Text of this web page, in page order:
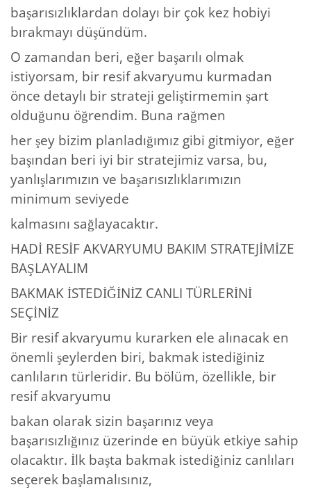
başarısızlıklardan dolayı bir çok kez hobiyi
bırakmayı düşündüm.
O zamandan beri, eğer başarılı olmak
istiyorsam, bir resif akvaryumu kurmadan
önce detaylı bir strateji geliştirmemin şart
olduğunu öğrendim. Buna rağmen
her şey bizim planladığımız gibi gitmiyor, eğer
başından beri iyi bir stratejimiz varsa, bu,
yanlışlarımızın ve başarısızlıklarımızın
minimum seviyede
kalmasını sağlayacaktır.
HADİ RESİF AKVARYUMU BAKIM STRATEJİMİZE
BAŞLAYALIM
BAKMAK İSTEDİĞİNİZ CANLI TÜRLERİNİ
SEÇİNİZ
Bir resif akvaryumu kurarken ele alınacak en
önemli şeylerden biri, bakmak istediğiniz
canlıların türleridir. Bu bölüm, özellikle, bir
resif akvaryumu
bakan olarak sizin başarınız veya
başarısızlığınız üzerinde en büyük etkiye sahip
olacaktır. İlk başta bakmak istediğiniz canlıları
seçerek başlamalısınız,